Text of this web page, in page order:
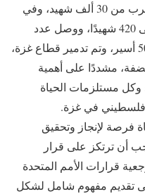
وأضاف أن عدد الشهداء في غزة اقترب من 30 ألف شهيد، وفي
الضفة الغربية وصل عدد الشهداء إلى 420 شهيدًا، ووصل عدد
المعتقلين في الضفة إلى حوالي 5000 أسير، وتم تدمير قطاع غزة،
مشددًا على أهمية
وكل مستلزمات الحياة
فرصة لإنجاز وتحقيق
أن ترتكز على قرار
قرارات الأمم المتحدة
تقديم مفهوم شامل لشكل